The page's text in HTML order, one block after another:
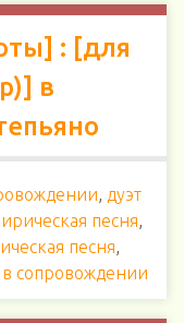
: [для
в
, дуэт
песня,
песня,
сопровождении